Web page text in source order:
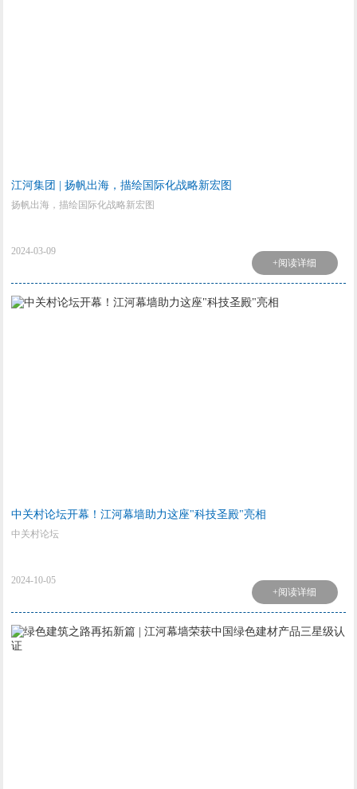
​江河集团 | 扬帆出海，描绘国际化战略新宏图
扬帆出海，描绘国际化战略新宏图
2024-03-09
+阅读详细
中关村论坛开幕！江河幕墙助力这座"科技圣殿"亮相
中关村论坛
2024-10-05
+阅读详细